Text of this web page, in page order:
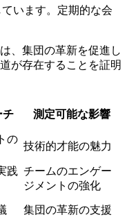
います。定期的な会
、集団の革新を促進し
が存在することを証明
チ 測定可能な影響
の
技術的才能の魅力
践 チームのエンゲー
ジメントの強化
集団の革新の支援